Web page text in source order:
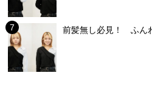
前髪無し必見！ ふん